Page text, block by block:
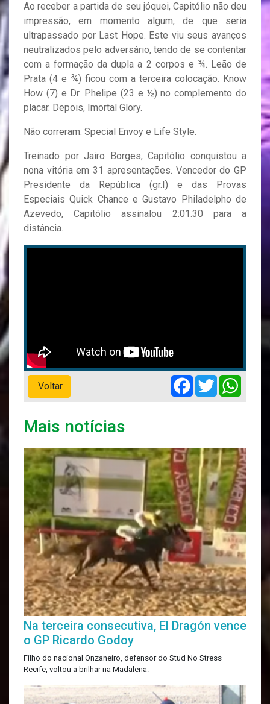
Ao receber a partida de seu jóquei, Capitólio não deu
impressão, em momento algum, de que seria
ultrapassado por Last Hope. Este viu seus avanços
neutralizados pelo adversário, tendo de se contentar
com a formação da dupla a 2 corpos e ¾. Leão de
Prata (4 e ¾) ficou com a terceira colocação. Know
How (7) e Dr. Phelipe (23 e ½) no complemento do
placar. Depois, Imortal Glory.
Não correram: Special Envoy e Life Style.
Treinado por Jairo Borges, Capitólio conquistou a
nona vitória em 31 apresentações. Vencedor do GP
Presidente da República (gr.I) e das Provas
Especiais Quick Chance e Gustavo Philadelpho de
Azevedo, Capitólio assinalou 2:01.30 para a
distância.
Voltar
Facebook
Twitter
Mais notícias
Na terceira consecutiva, El Dragón vence
o GP Ricardo Godoy
Filho do nacional Onzaneiro, defensor do Stud No Stress
Recife, voltou a brilhar na Madalena.